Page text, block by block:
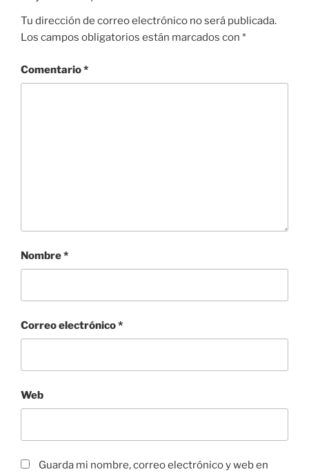
Tu dirección de correo electrónico no será publicada.
Los campos obligatorios están marcados con *
Comentario*
Nombre*
Correo electrónico*
Web
Guarda mi nombre, correo electrónico y web en